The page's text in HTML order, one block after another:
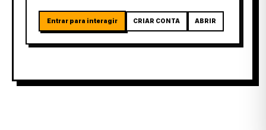
Entrar para interagir CRIAR CONTA ABRIR